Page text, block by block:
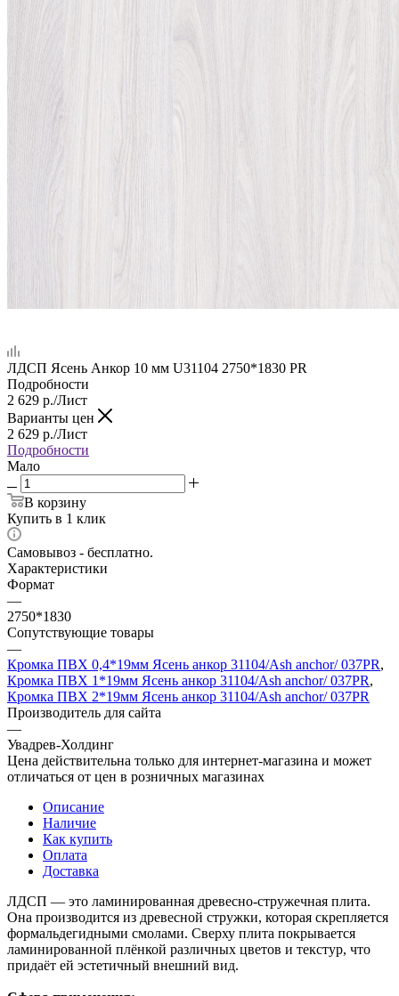
ЛДСП Ясень Анкор 10 мм U31104 2750*1830 PR
Подробности
2 629 р./Лист
Варианты цен
2 629 р./Лист
Подробности
Мало
В корзину
Купить в 1 клик
Самовывоз - бесплатно.
Характеристики
Формат
—
2750*1830
Сопутствующие товары
—
Кромка ПВХ 0,4*19мм Ясень анкор 31104/Ash anchor/ 037PR,
Кромка ПВХ 1*19мм Ясень анкор 31104/Ash anchor/ 037PR,
Кромка ПВХ 2*19мм Ясень анкор 31104/Ash anchor/ 037PR
Производитель для сайта
—
Увадрев-Холдинг
Цена действительна только для интернет-магазина и может
отличаться от цен в розничных магазинах
Описание
Наличие
Как купить
Оплата
Доставка
ЛДСП — это ламинированная древесно-стружечная плита.
Она производится из древесной стружки, которая скрепляется
формальдегидными смолами. Сверху плита покрывается
ламинированной плёнкой различных цветов и текстур, что
придаёт ей эстетичный внешний вид.